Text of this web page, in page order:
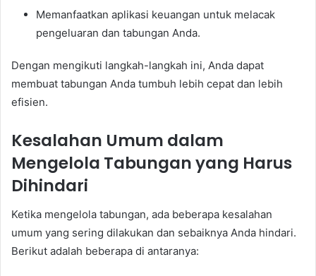
Memanfaatkan aplikasi keuangan untuk melacak
pengeluaran dan tabungan Anda.
Dengan mengikuti langkah-langkah ini, Anda dapat
membuat tabungan Anda tumbuh lebih cepat dan lebih
efisien.
Kesalahan Umum dalam
Mengelola Tabungan yang Harus
Dihindari
Ketika mengelola tabungan, ada beberapa kesalahan
umum yang sering dilakukan dan sebaiknya Anda hindari.
Berikut adalah beberapa di antaranya: